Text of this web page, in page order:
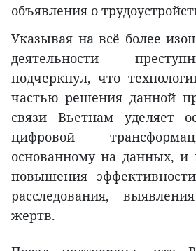
объявления о
Указывая на всё более
деятельности
подчеркнул, что
частью решения данной
связи Вьетнам уделяет
цифровой
основанному на данных, и
повышения
расследования,
жертв.